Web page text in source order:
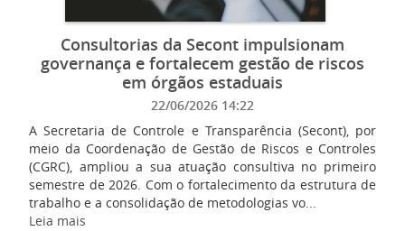
Consultorias da Secont impulsionam
governança e fortalecem gestão de riscos
em órgãos estaduais
22/06/2026 14:22
A Secretaria de Controle e Transparência (Secont), por
meio da Coordenação de Gestão de Riscos e Controles
(CGRC), ampliou a sua atuação consultiva no primeiro
semestre de 2026. Com o fortalecimento da estrutura de
trabalho e a consolidação de metodologias vo...
Leia mais